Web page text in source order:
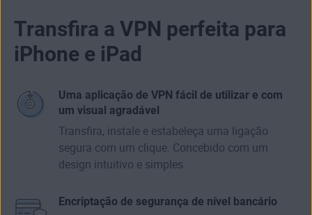
Transfira a VPN perfeita para
iPhone e iPad
Uma aplicação de VPN fácil de utilizar e com
um visual agradável
Transfira, instale e estabeleça uma ligação
segura com um clique. Concebido com um
design intuitivo e simples.
Encriptação de segurança de nível bancário